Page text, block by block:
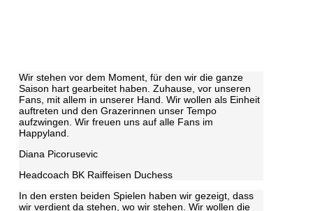
Wir stehen vor dem Moment, für den wir die ganze
Saison hart gearbeitet haben. Zuhause, vor unseren
Fans, mit allem in unserer Hand. Wir wollen als Einheit
auftreten und den Grazerinnen unser Tempo
aufzwingen. Wir freuen uns auf alle Fans im
Happyland.
Diana Picorusevic
Headcoach BK Raiffeisen Duchess
In den ersten beiden Spielen haben wir gezeigt, dass
wir verdient da stehen, wo wir stehen. Wir wollen die